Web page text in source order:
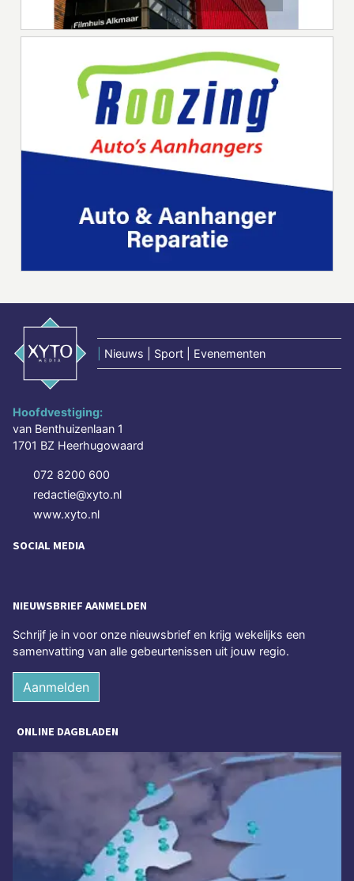
Nieuws | Sport | Evenementen
Hoofdvestiging:
van Benthuizenlaan 1
1701 BZ Heerhugowaard
072 8200 600
redactie@xyto.nl
www.xyto.nl
SOCIAL MEDIA
NIEUWSBRIEF AANMELDEN
Schrijf je in voor onze nieuwsbrief en krijg wekelijks een
samenvatting van alle gebeurtenissen uit jouw regio.
Aanmelden
ONLINE DAGBLADEN